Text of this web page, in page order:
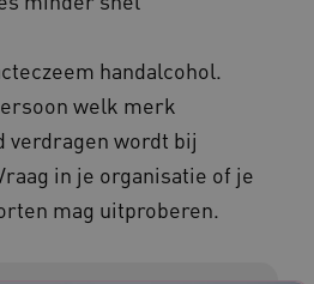
handalcohol.
welk merk
verdragen wordt bij
in je organisatie of je
mag uitproberen.
www.kennispleingehandicaptensector.nl
Amazon.com Inc.
vilans.blueconic.net